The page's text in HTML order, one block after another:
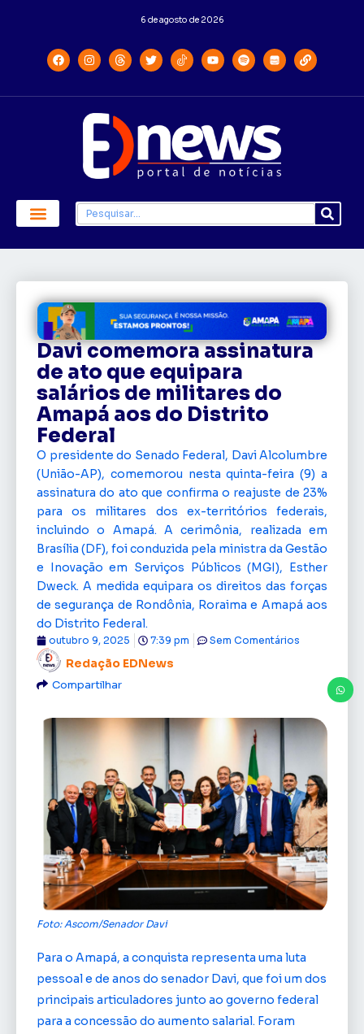
6 de agosto de 2026
Davi comemora assinatura
de ato que equipara
salários de militares do
Amapá aos do Distrito
Federal
O presidente do Senado Federal, Davi Alcolumbre
(União-AP), comemorou nesta quinta-feira (9) a
assinatura do ato que confirma o reajuste de 23%
para os militares dos ex-territórios federais,
incluindo o Amapá. A cerimônia, realizada em
Brasília (DF), foi conduzida pela ministra da Gestão
e Inovação em Serviços Públicos (MGI), Esther
Dweck. A medida equipara os direitos das forças
de segurança de Rondônia, Roraima e Amapá aos
do Distrito Federal.
Redação EDNews
outubro 9, 2025 7:39 pm Sem Comentários
Compartilhar
Foto: Ascom/Senador Davi
Para o Amapá, a conquista representa uma luta
pessoal e de anos do senador Davi, que foi um dos
principais articuladores junto ao governo federal
para a concessão do aumento salarial. Foram